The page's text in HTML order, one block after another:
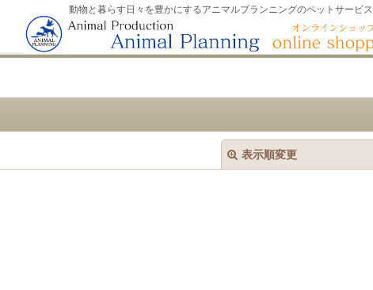
動物と暮らす日々を豊かにするアニマルプランニングのペットサービス
表示順変更